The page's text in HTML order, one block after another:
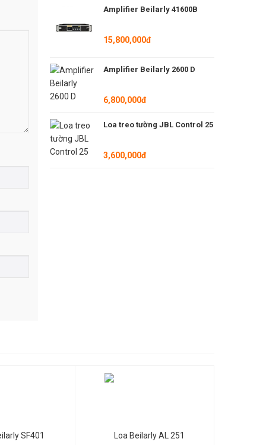
Amplifier Beilarly 41600B
15,800,000đ
Amplifier Beilarly 2600 D
6,800,000đ
Loa treo tường JBL Control 25
3,600,000đ